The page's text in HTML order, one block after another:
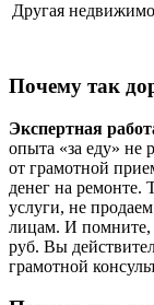
Другая
Почему так
Экспертная
опыта «за еду» не
от грамотной
денег на ремонте.
услуги, не
лицам. И помните,
руб. Вы
грамотной